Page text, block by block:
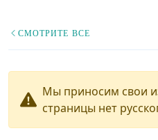
СМОТРИТЕ ВСЕ
Мы приносим свои
страницы нет